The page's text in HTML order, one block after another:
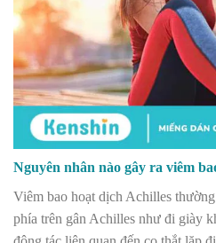
Nguyên nhân nào gây ra viêm
Viêm bao hoạt dịch Achilles
phía trên gân Achilles như đi giày